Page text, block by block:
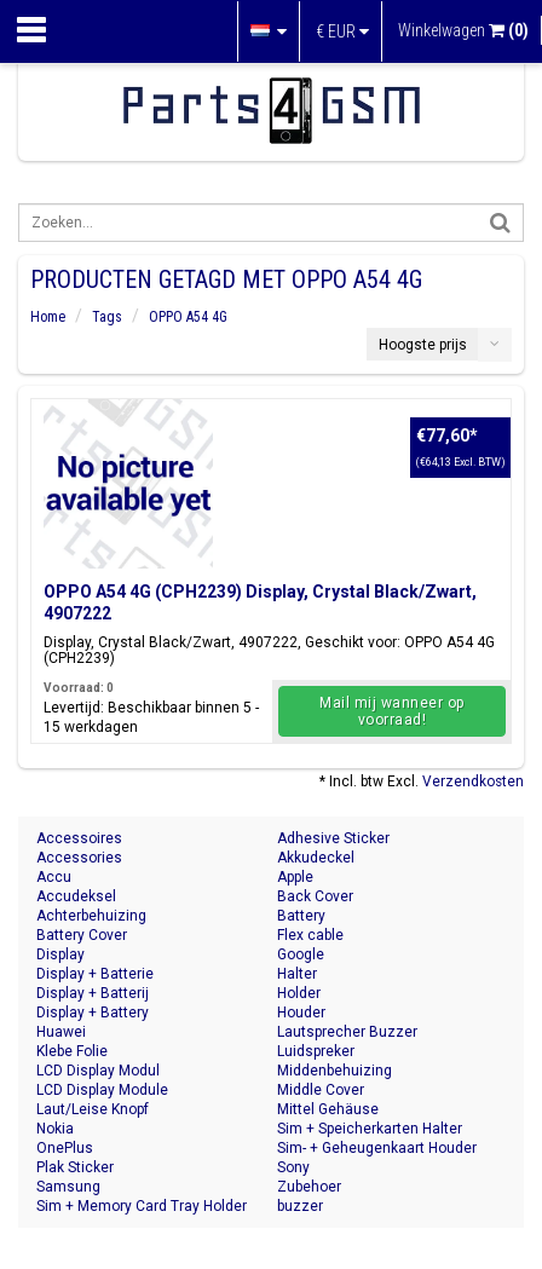
€ EUR Winkelwagen (0)
PRODUCTEN GETAGD MET OPPO A54 4G
Home Tags
OPPO A54 4G
Hoogste prijs
OPPO A54 4G (CPH2239) Display, Crystal Black/Zwart,
4907222
Display, Crystal Black/Zwart, 4907222, Geschikt voor: OPPO A54 4G
(CPH2239)
€77,60*
(€64,13 Excl. BTW)
Voorraad: 0
Levertijd: Beschikbaar binnen 5 -
15 werkdagen
Mail mij wanneer op
voorraad!
* Incl. btw Excl. Verzendkosten
Accessoires
Accessories
Accu
Accudeksel
Achterbehuizing
Adhesive Sticker
Akkudeckel
Apple
Back Cover
Battery
Battery Cover
Display
Display + Batterie
Display + Batterij
Display + Battery
Flex cable
Google
Halter
Holder
Houder
Huawei
Klebe Folie
LCD Display Modul
LCD Display Module
Laut/Leise Knopf
Lautsprecher Buzzer
Luidspreker
Middenbehuizing
Middle Cover
Mittel Gehäuse
Nokia
OnePlus
Plak Sticker
Samsung
Sim + Memory Card Tray Holder
Sim + Speicherkarten Halter
Sim- + Geheugenkaart Houder
Sony
Zubehoer
buzzer